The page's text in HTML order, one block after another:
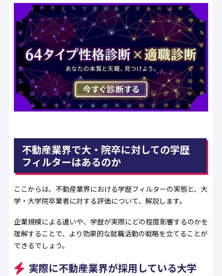
不動産業界で大・院卒に対しての学歴
フィルターはあるのか
ここからは、不動産業界における学歴フィルターの実態と、大
学・大学院卒業者に対する評価について、解説します。
企業規模による違いや、学歴が実際にどの程度影響するのかを
理解することで、より効果的な就職活動の戦略を立てることが
できるでしょう。
実際に不動産業界が採用している大学